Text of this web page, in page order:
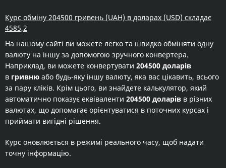
Курс обміну 204500 гривень (UAH) в доларах (USD) складає
4585,2
На нашому сайті ви можете легко та швидко обміняти одну
валюту на іншу за допомогою зручного конвертера.
Наприклад, ви можете конвертувати 204500 доларів
в гривню або будь-яку іншу валюту, яка вас цікавить, всього
за пару кліків. Крім цього, ви знайдете калькулятор, який
автоматично показує еквіваленти 204500 доларів в різних
валютах, що допомагає орієнтуватися в поточних курсах і
приймати вигідні рішення.
Курс оновлюється в режимі реального часу, щоб надати
точну інформацію.